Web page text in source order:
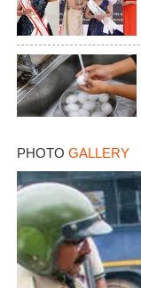
PHOTO GALLERY